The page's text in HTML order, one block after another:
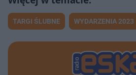
TARGI ŚLUBNE WYDARZENIA 2023